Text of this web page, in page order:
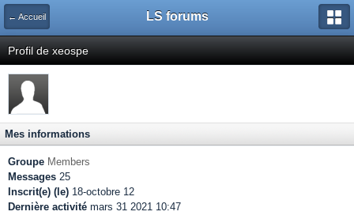
← Accueil LS forums
Profil de xeospe
Mes informations
Groupe Members
Messages 25
Inscrit(e) (le) 18-octobre 12
Dernière activité mars 31 2021 10:47